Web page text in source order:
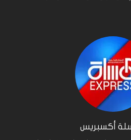
أكسبريس